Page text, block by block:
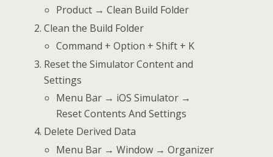
Product → Clean Build Folder
Clean the Build Folder
Command + Option + Shift + K
Reset the Simulator Content and
Settings
Menu Bar → iOS Simulator →
Reset Contents And Settings
Delete Derived Data
Menu Bar → Window → Organizer